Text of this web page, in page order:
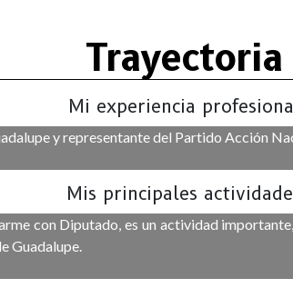
Trayectoria
Mi experiencia
y representante del Partido Acción
Mis principales
con Diputado, es un actividad
Guadalupe.